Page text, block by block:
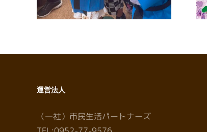
運営法人
（一社）市民生活パートナーズ